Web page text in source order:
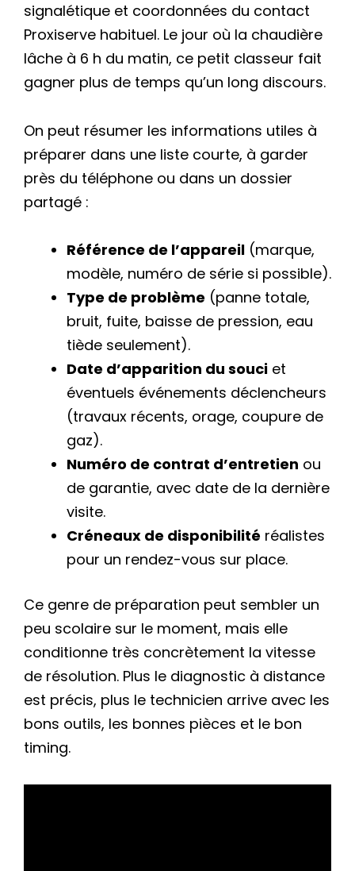
signalétique et coordonnées du contact
Proxiserve habituel. Le jour où la chaudière
lâche à 6 h du matin, ce petit classeur fait
gagner plus de temps qu’un long discours.
On peut résumer les informations utiles à
préparer dans une liste courte, à garder
près du téléphone ou dans un dossier
partagé :
Référence de l’appareil (marque,
modèle, numéro de série si possible).
Type de problème (panne totale,
bruit, fuite, baisse de pression, eau
tiède seulement).
Date d’apparition du souci et
éventuels événements déclencheurs
(travaux récents, orage, coupure de
gaz).
Numéro de contrat d’entretien ou
de garantie, avec date de la dernière
visite.
Créneaux de disponibilité réalistes
pour un rendez-vous sur place.
Ce genre de préparation peut sembler un
peu scolaire sur le moment, mais elle
conditionne très concrètement la vitesse
de résolution. Plus le diagnostic à distance
est précis, plus le technicien arrive avec les
bons outils, les bonnes pièces et le bon
timing.